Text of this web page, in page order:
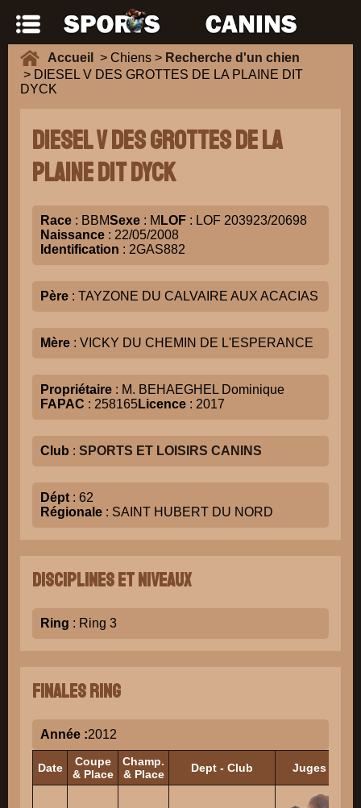
Accueil > Chiens > Recherche d'un chien
> DIESEL V DES GROTTES DE LA PLAINE DIT
DYCK
DIESEL V DES GROTTES DE LA
PLAINE DIT DYCK
Race : BBMSexe : M LOF : LOF 203923/20698
Naissance : 22/05/2008
Identification : 2GAS882
Père : TAYZONE DU CALVAIRE AUX ACACIAS
Mère : VICKY DU CHEMIN DE L'ESPERANCE
Propriétaire : M. BEHAEGHEL Dominique
FAPAC : 258165Licence : 2017
Club : SPORTS ET LOISIRS CANINS
Dépt : 62
Régionale : SAINT HUBERT DU NORD
Disciplines et niveaux
Ring : Ring 3
Finales Ring
Année :2012
Date
Coupe
& Place
Champ.
& Place
Dept - Club Juges